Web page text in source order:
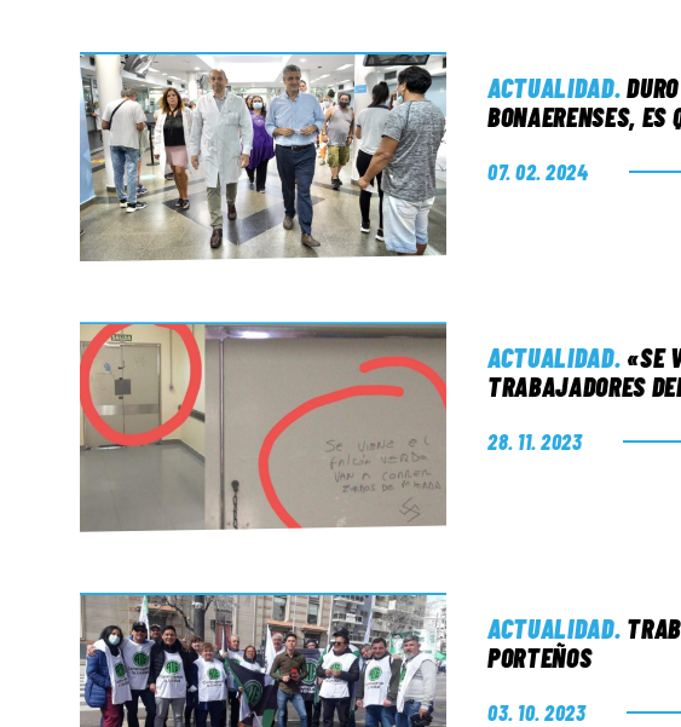
ACTUALIDAD.
BONAERENSES, ES
07. 02. 2024
ACTUALIDAD. «SE
TRABAJADORES
28. 11. 2023
ACTUALIDAD.
PORTEÑOS
03. 10. 2023